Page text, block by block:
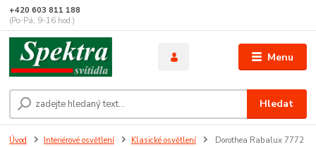
Menu
Hledat
+420 603 811 188
(Po-Pá, 9-16 hod.)
Úvod Interiérové osvětlení Klasické osvětlení Dorothea Rabalux 7772